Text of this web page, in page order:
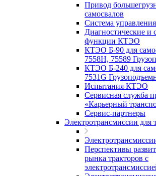
Привод
самосвалов
Система
Диагностические и
функции КТЭО
КТЭО Б-90 для
7558H, 75589
КТЭО Б-240 для
7531G
Испытания КТЭО
Сервисная служба
«Карьерный
Сервис-партнеры
Электротрансмиссии для
Перспективы
рынка тракторов с